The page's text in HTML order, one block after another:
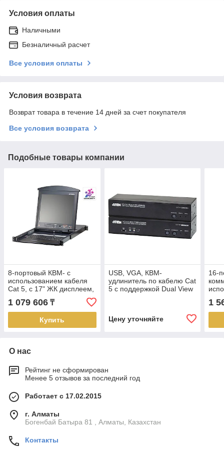
Условия оплаты
Наличными
Безналичный расчет
Все условия оплаты
Условия возврата
Возврат товара в течение 14 дней за счет покупателя
Все условия возврата
Подобные товары компании
8-портовый КВМ- с
использованием кабеля
Cat 5, с 17" ЖК дисплеем,
KL1508AM ATEN
1 079 606 ₸
Купить
USB, VGA, КВМ-
удлинитель по кабелю Cat
5 с поддержкой Dual View
Цену уточняйте
16-
1
О нас
Рейтинг не сформирован
Менее 5 отзывов за последний год
Работает с 17.02.2015
г. Алматы
Богенбай Батыра 81 , Алматы, Казахстан
Контакты